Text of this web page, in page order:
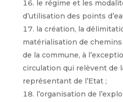
le régime et les
d’utilisation des points
la création, la
matérialisation de
de la commune, à
circulation qui relèvent de
représentant de l’Etat ;
l’organisation de